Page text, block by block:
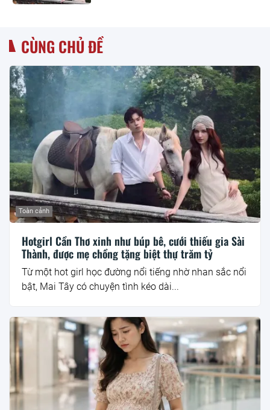
CÙNG CHỦ ĐỀ
Toàn cảnh
Hotgirl Cần Thơ xinh như búp bê, cưới thiếu gia Sài
Thành, được mẹ chồng tặng biệt thự trăm tỷ
Từ một hot girl học đường nổi tiếng nhờ nhan sắc nổi
bật, Mai Tây có chuyện tình kéo dài...